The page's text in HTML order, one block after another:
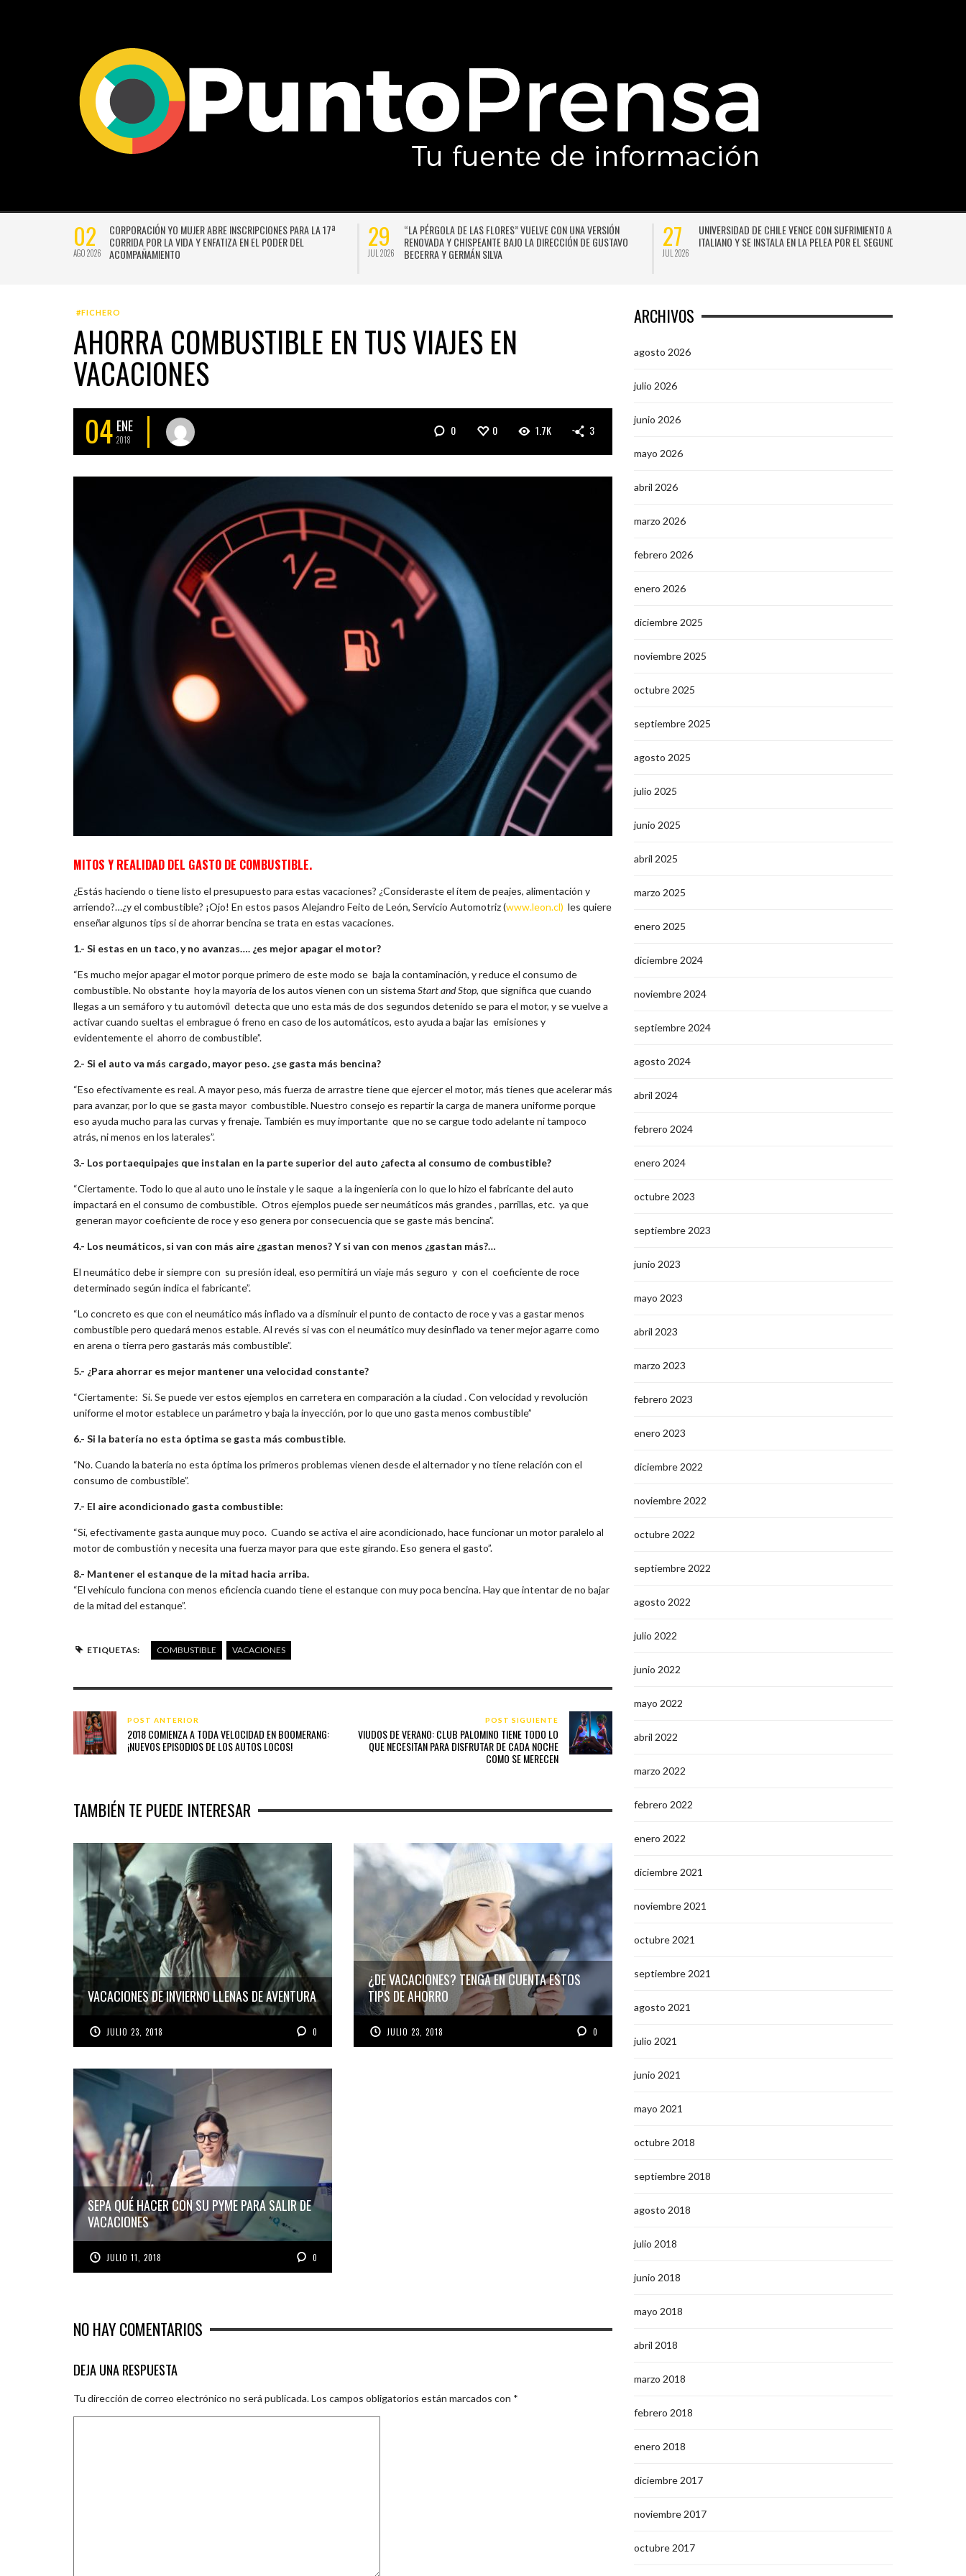
02
AGO 2026
CORPORACIÓN YO MUJER ABRE INSCRIPCIONES PARA LA 17ª
CORRIDA POR LA VIDA Y ENFATIZA EN EL PODER DEL
ACOMPAÑAMIENTO
29
JUL 2026
“LA PÉRGOLA DE LAS FLORES” VUELVE CON UNA VERSIÓN
RENOVADA Y CHISPEANTE BAJO LA DIRECCIÓN DE GUSTAVO
BECERRA Y GERMÁN SILVA
27
JUL 2026
UNIVERSIDAD DE CHILE VENCE CON SUFRIMIENTO A AUDAX
ITALIANO Y SE INSTALA EN LA PELEA POR EL SEGUNDO LUGAR
#FICHERO
AHORRA COMBUSTIBLE EN TUS VIAJES EN
VACACIONES
04 ENE
2018
0 0 1.7K 3
MITOS Y REALIDAD DEL GASTO DE COMBUSTIBLE.
¿Estás haciendo o tiene listo el presupuesto para estas vacaciones? ¿Consideraste el ítem de peajes, alimentación y
arriendo?…¿y el combustible? ¡Ojo! En estos pasos Alejandro Feito de León, Servicio Automotriz (www.leon.cl) les quiere
enseñar algunos tips si de ahorrar bencina se trata en estas vacaciones.
1.- Si estas en un taco, y no avanzas…. ¿es mejor apagar el motor?
“Es mucho mejor apagar el motor porque primero de este modo se baja la contaminación, y reduce el consumo de
combustible. No obstante hoy la mayoría de los autos vienen con un sistema Start and Stop, que significa que cuando
llegas a un semáforo y tu automóvil detecta que uno esta más de dos segundos detenido se para el motor, y se vuelve a
activar cuando sueltas el embrague ó freno en caso de los automáticos, esto ayuda a bajar las emisiones y
evidentemente el ahorro de combustible”.
2.- Si el auto va más cargado, mayor peso. ¿se gasta más bencina?
“Eso efectivamente es real. A mayor peso, más fuerza de arrastre tiene que ejercer el motor, más tienes que acelerar más
para avanzar, por lo que se gasta mayor combustible. Nuestro consejo es repartir la carga de manera uniforme porque
eso ayuda mucho para las curvas y frenaje. También es muy importante que no se cargue todo adelante ni tampoco
atrás, ni menos en los laterales”.
3.- Los portaequipajes que instalan en la parte superior del auto ¿afecta al consumo de combustible?
“Ciertamente. Todo lo que al auto uno le instale y le saque a la ingeniería con lo que lo hizo el fabricante del auto
impactará en el consumo de combustible. Otros ejemplos puede ser neumáticos más grandes , parrillas, etc. ya que
generan mayor coeficiente de roce y eso genera por consecuencia que se gaste más bencina”.
4.- Los neumáticos, si van con más aire ¿gastan menos? Y si van con menos ¿gastan más?…
El neumático debe ir siempre con su presión ideal, eso permitirá un viaje más seguro y con el coeficiente de roce
determinado según indica el fabricante”.
“Lo concreto es que con el neumático más inflado va a disminuir el punto de contacto de roce y vas a gastar menos
combustible pero quedará menos estable. Al revés si vas con el neumático muy desinflado va tener mejor agarre como
en arena o tierra pero gastarás más combustible”.
5.- ¿Para ahorrar es mejor mantener una velocidad constante?
“Ciertamente: Si. Se puede ver estos ejemplos en carretera en comparación a la ciudad . Con velocidad y revolución
uniforme el motor establece un parámetro y baja la inyección, por lo que uno gasta menos combustible”
6.- Si la batería no esta óptima se gasta más combustible.
“No. Cuando la batería no esta óptima los primeros problemas vienen desde el alternador y no tiene relación con el
consumo de combustible”.
7.- El aire acondicionado gasta combustible:
“Si, efectivamente gasta aunque muy poco. Cuando se activa el aire acondicionado, hace funcionar un motor paralelo al
motor de combustión y necesita una fuerza mayor para que este girando. Eso genera el gasto”.
8.- Mantener el estanque de la mitad hacia arriba.
“El vehículo funciona con menos eficiencia cuando tiene el estanque con muy poca bencina. Hay que intentar de no bajar
de la mitad del estanque”.
ETIQUETAS: COMBUSTIBLE VACACIONES
POST ANTERIOR
2018 COMIENZA A TODA VELOCIDAD EN BOOMERANG:
¡NUEVOS EPISODIOS DE LOS AUTOS LOCOS!
POST SIGUIENTE
VIUDOS DE VERANO: CLUB PALOMINO TIENE TODO LO
QUE NECESITAN PARA DISFRUTAR DE CADA NOCHE
COMO SE MERECEN
TAMBIÉN TE PUEDE INTERESAR
VACACIONES DE INVIERNO LLENAS DE AVENTURA
JULIO 23, 2018 0
¿DE VACACIONES? TENGA EN CUENTA ESTOS
TIPS DE AHORRO
JULIO 23, 2018 0
SEPA QUÉ HACER CON SU PYME PARA SALIR DE
VACACIONES
JULIO 11, 2018 0
NO HAY COMENTARIOS
DEJA UNA RESPUESTA
Tu dirección de correo electrónico no será publicada.Los campos obligatorios están marcados con *
ARCHIVOS
agosto 2026
julio 2026
junio 2026
mayo 2026
abril 2026
marzo 2026
febrero 2026
enero 2026
diciembre 2025
noviembre 2025
octubre 2025
septiembre 2025
agosto 2025
julio 2025
junio 2025
abril 2025
marzo 2025
enero 2025
diciembre 2024
noviembre 2024
septiembre 2024
agosto 2024
abril 2024
febrero 2024
enero 2024
octubre 2023
septiembre 2023
junio 2023
mayo 2023
abril 2023
marzo 2023
febrero 2023
enero 2023
diciembre 2022
noviembre 2022
octubre 2022
septiembre 2022
agosto 2022
julio 2022
junio 2022
mayo 2022
abril 2022
marzo 2022
febrero 2022
enero 2022
diciembre 2021
noviembre 2021
octubre 2021
septiembre 2021
agosto 2021
julio 2021
junio 2021
mayo 2021
octubre 2018
septiembre 2018
agosto 2018
julio 2018
junio 2018
mayo 2018
abril 2018
marzo 2018
febrero 2018
enero 2018
diciembre 2017
noviembre 2017
octubre 2017